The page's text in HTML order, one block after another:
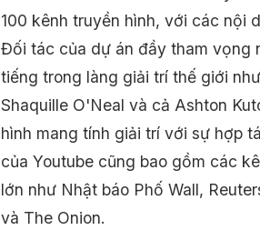
100 kênh truyền hình, với các nội
Đối tác của dự án đầy tham vọng
tiếng trong làng giải trí thế giới
Shaquille O'Neal và cả Ashton
hình mang tính giải trí với sự hợp
của Youtube cũng bao gồm các
lớn như Nhật báo Phố Wall,
và The Onion.